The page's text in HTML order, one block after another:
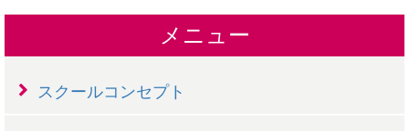
メニュー
スクールコンセプト